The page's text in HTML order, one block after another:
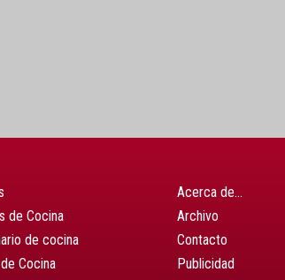
de Cocina
de cocina
Cocina
Acerca de…
Archivo
Contacto
Publicidad